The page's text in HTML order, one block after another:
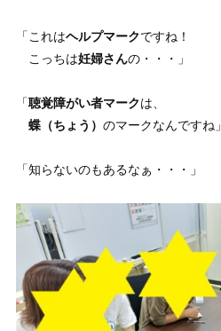
「これはヘルプマークですね！
こっちは妊婦さんの・・・」
「聴覚障がい者マークは、
蝶（ちょう） のマークなんですね」
「知らないのもあるなぁ・・・」